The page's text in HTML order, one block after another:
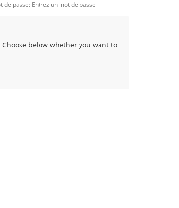
de passe: Entrez un mot de passe
below whether you want to